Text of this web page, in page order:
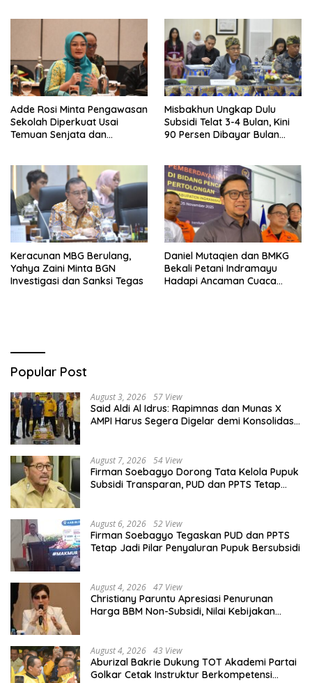
Adde Rosi Minta Pengawasan
Sekolah Diperkuat Usai
Temuan Senjata dan
Misbakhun Ungkap Dulu
Subsidi Telat 3-4 Bulan, Kini
90 Persen Dibayar Bulan
Keracunan MBG Berulang,
Yahya Zaini Minta BGN
Investigasi dan Sanksi Tegas
Daniel Mutaqien dan BMKG
Bekali Petani Indramayu
Hadapi Ancaman Cuaca
Popular Post
August 3, 2026 57 View
Said Aldi Al Idrus: Rapimnas dan Munas X
AMPI Harus Segera Digelar demi Konsolidasi
August 7, 2026 54 View
Firman Soebagyo Dorong Tata Kelola Pupuk
Subsidi Transparan, PUD dan PPTS Tetap
August 6, 2026 52 View
Firman Soebagyo Tegaskan PUD dan PPTS
Tetap Jadi Pilar Penyaluran Pupuk Bersubsidi
August 4, 2026 47 View
Christiany Paruntu Apresiasi Penurunan
Harga BBM Non-Subsidi, Nilai Kebijakan
August 4, 2026 43 View
Aburizal Bakrie Dukung TOT Akademi Partai
Golkar Cetak Instruktur Berkompetensi